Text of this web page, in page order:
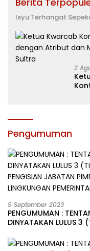
Isyu Terhangat
2
Pengumuman
5 September 2023
PENGUMUMAN :
DINYATAKAN LULUS 3
LINGKUNGAN